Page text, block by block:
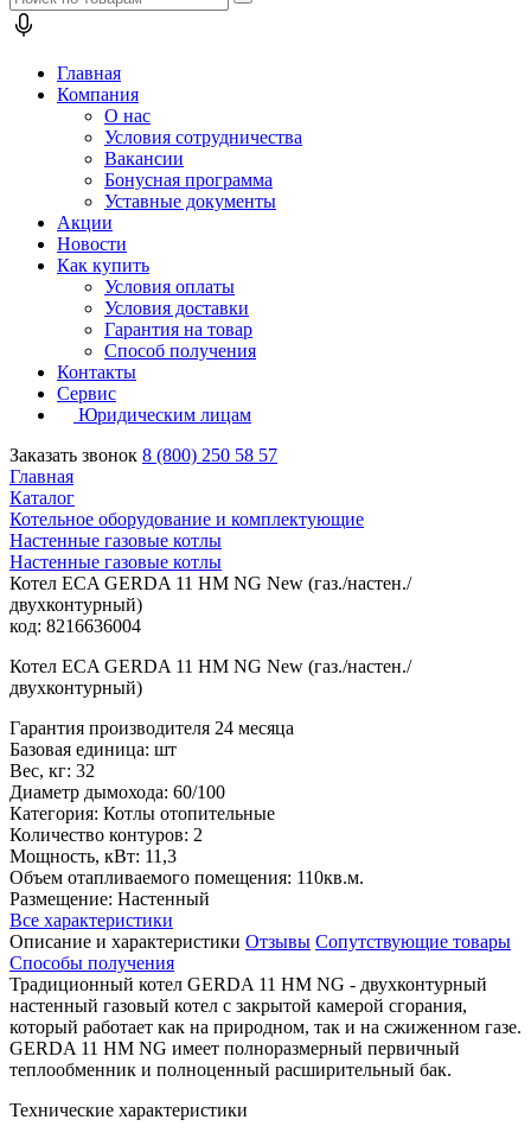
Главная
Компания
О нас
Условия сотрудничества
Вакансии
Бонусная программа
Уставные документы
Акции
Новости
Как купить
Условия оплаты
Условия доставки
Гарантия на товар
Способ получения
Контакты
Сервис
Юридическим лицам
Заказать звонок 8 (800) 250 58 57
Главная
Каталог
Котельное оборудование и комплектующие
Настенные газовые котлы
Настенные газовые котлы
Котел ECA GERDA 11 HM NG New (газ./настен./
двухконтурный)
код: 8216636004
Котел ECA GERDA 11 HM NG New (газ./настен./
двухконтурный)
Гарантия производителя 24 месяца
Базовая единица: шт
Вес, кг: 32
Диаметр дымохода: 60/100
Категория: Котлы отопительные
Количество контуров: 2
Мощность, кВт: 11,3
Объем отапливаемого помещения: 110кв.м.
Размещение: Настенный
Все характеристики
Описание и характеристики Отзывы Сопутствующие товары
Способы получения
Традиционный котел GERDA 11 HM NG - двухконтурный
настенный газовый котел с закрытой камерой сгорания,
который работает как на природном, так и на сжиженном газе.
GERDA 11 HM NG имеет полноразмерный первичный
теплообменник и полноценный расширительный бак.
Технические характеристики